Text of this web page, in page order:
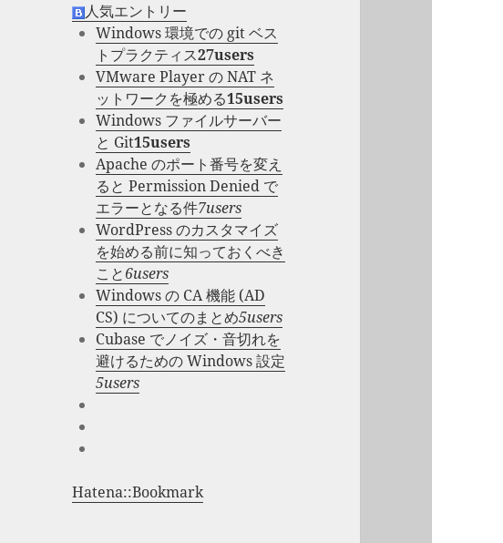
人気エントリー
Windows 環境での git ベス
トプラクティス27users
VMware Player の NAT ネ
ットワークを極める15users
Windows ファイルサーバー
と Git15users
Apache のポート番号を変え
ると Permission Denied で
エラーとなる件7users
WordPress のカスタマイズ
を始める前に知っておくべき
こと6users
Windows の CA 機能 (AD
CS) についてのまとめ5users
Cubase でノイズ・音切れを
避けるための Windows 設定
5users
Hatena::Bookmark